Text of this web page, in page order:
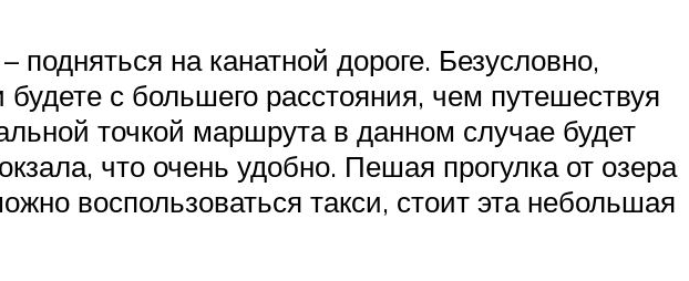
на канатной дороге. Безусловно,
с большего расстояния, чем путешествуя
точкой маршрута в данном случае будет
что очень удобно. Пешая прогулка от озера
воспользоваться такси, стоит эта небольшая